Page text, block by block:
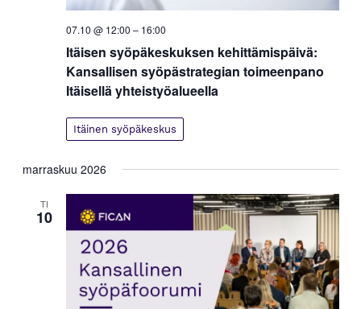
07.10 @ 12:00 – 16:00
Itäisen syöpäkeskuksen kehittämispäivä:
Kansallisen syöpästrategian toimeenpano
Itäisellä yhteistyöalueella
Itäinen syöpäkeskus
marraskuu 2026
TI
10